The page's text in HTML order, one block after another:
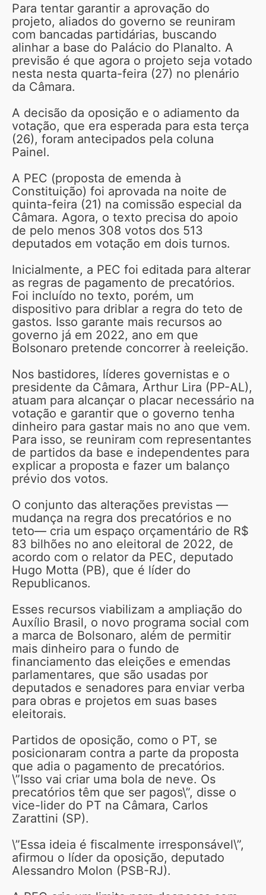
Para tentar garantir a aprovação do
projeto, aliados do governo se reuniram
com bancadas partidárias, buscando
alinhar a base do Palácio do Planalto. A
previsão é que agora o projeto seja votado
nesta nesta quarta-feira (27) no plenário
da Câmara.
A decisão da oposição e o adiamento da
votação, que era esperada para esta terça
(26), foram antecipados pela coluna
Painel.
A PEC (proposta de emenda à
Constituição) foi aprovada na noite de
quinta-feira (21) na comissão especial da
Câmara. Agora, o texto precisa do apoio
de pelo menos 308 votos dos 513
deputados em votação em dois turnos.
Inicialmente, a PEC foi editada para alterar
as regras de pagamento de precatórios.
Foi incluído no texto, porém, um
dispositivo para driblar a regra do teto de
gastos. Isso garante mais recursos ao
governo já em 2022, ano em que
Bolsonaro pretende concorrer à reeleição.
Nos bastidores, líderes governistas e o
presidente da Câmara, Arthur Lira (PP-AL),
atuam para alcançar o placar necessário na
votação e garantir que o governo tenha
dinheiro para gastar mais no ano que vem.
Para isso, se reuniram com representantes
de partidos da base e independentes para
explicar a proposta e fazer um balanço
prévio dos votos.
O conjunto das alterações previstas —
mudança na regra dos precatórios e no
teto— cria um espaço orçamentário de R$
83 bilhões no ano eleitoral de 2022, de
acordo com o relator da PEC, deputado
Hugo Motta (PB), que é líder do
Republicanos.
Esses recursos viabilizam a ampliação do
Auxílio Brasil, o novo programa social com
a marca de Bolsonaro, além de permitir
mais dinheiro para o fundo de
financiamento das eleições e emendas
parlamentares, que são usadas por
deputados e senadores para enviar verba
para obras e projetos em suas bases
eleitorais.
Partidos de oposição, como o PT, se
posicionaram contra a parte da proposta
que adia o pagamento de precatórios.
\”Isso vai criar uma bola de neve. Os
precatórios têm que ser pagos\”, disse o
vice-lider do PT na Câmara, Carlos
Zarattini (SP).
\”Essa ideia é fiscalmente irresponsável\”,
afirmou o líder da oposição, deputado
Alessandro Molon (PSB-RJ).